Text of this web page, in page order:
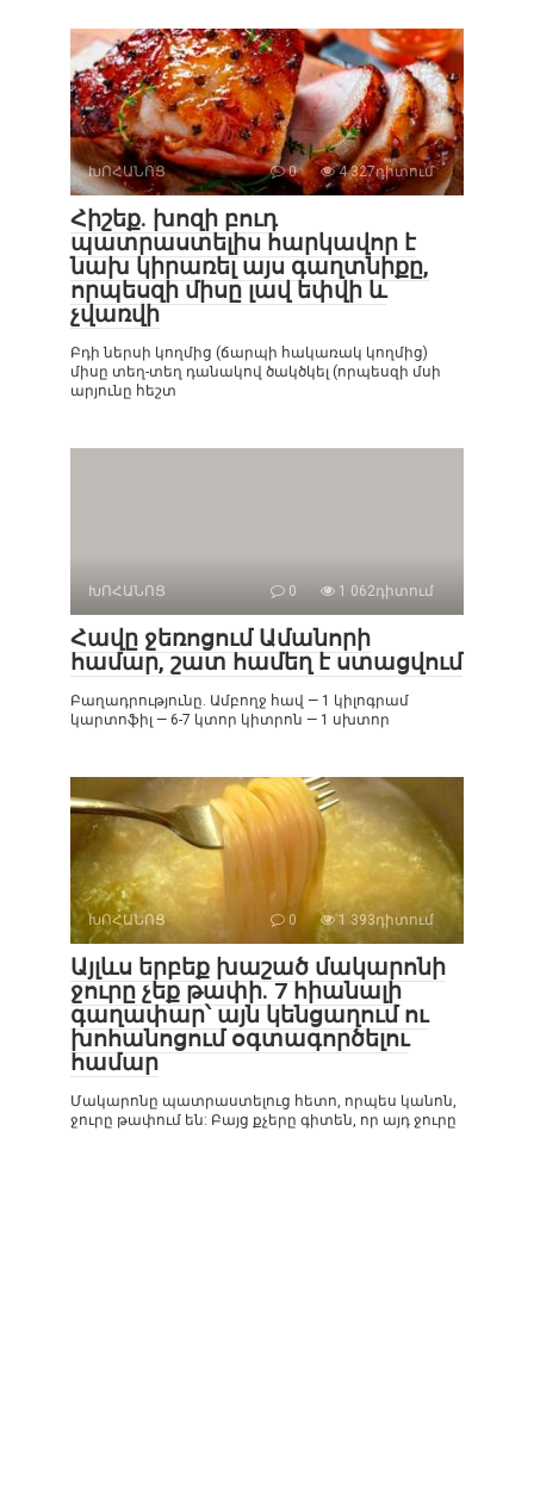
ԽՈՀԱՆՈՑ 0 4 327դիտում
Հիշեք. խոզի բուդ
պատրաստելիս հարկավոր է
նախ կիրառել այս գաղտնիքը,
որպեսզի միսը լավ եփվի և
չվառվի
Բդի ներսի կողմից (ճարպի հակառակ կողմից)
միսը տեղ-տեղ դանակով ծակծկել (որպեսզի մսի
արյունը հեշտ
ԽՈՀԱՆՈՑ 0 1 062դիտում
Հավը ջեռոցում Ամանորի
համար, շատ համեղ է ստացվում
Բաղադրությունը. Ամբողջ հավ — 1 կիլոգրամ
կարտոֆիլ — 6-7 կտոր կիտրոն — 1 սխտոր
ԽՈՀԱՆՈՑ 0 1 393դիտում
Այլևս երբեք խաշած մակարոնի
ջուրը չեք թափի. 7 հիանալի
գաղափար՝ այն կենցաղում ու
խոհանոցում օգտագործելու
համար
Մակարոնը պատրաստելուց հետո, որպես կանոն,
ջուրը թափում են: Բայց քչերը գիտեն, որ այդ ջուրը